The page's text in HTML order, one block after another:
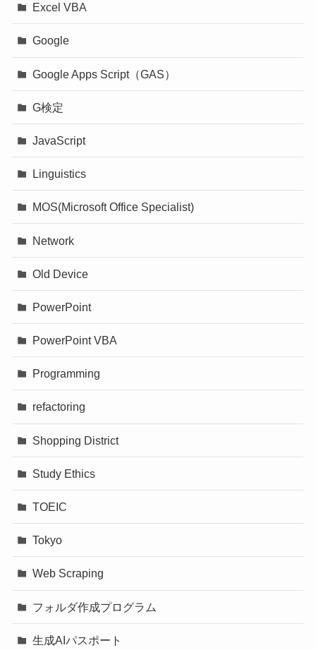
Excel VBA
Google
Google Apps Script（GAS）
G検定
JavaScript
Linguistics
MOS(Microsoft Office Specialist)
Network
Old Device
PowerPoint
PowerPoint VBA
Programming
refactoring
Shopping District
Study Ethics
TOEIC
Tokyo
Web Scraping
フォルダ作成プログラム
生成AIパスポート